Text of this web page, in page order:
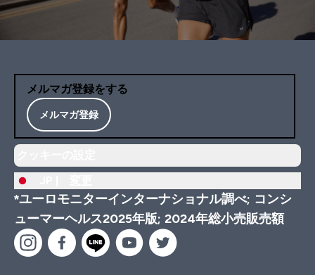
メルマガ登録をする
メルマガ登録
*ユーロモニターインターナショナル調べ; コンシ
ューマーヘルス2025年版; 2024年総小売販売額